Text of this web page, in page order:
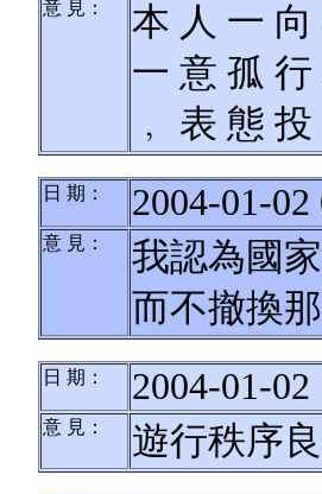
意 見：
本 人 一
一 意 孤
﹐ 表 態
日 期： 2004-01-02
意 見：
我認為國
而不撤換
日 期： 2004-01-02
意 見： 遊行秩序